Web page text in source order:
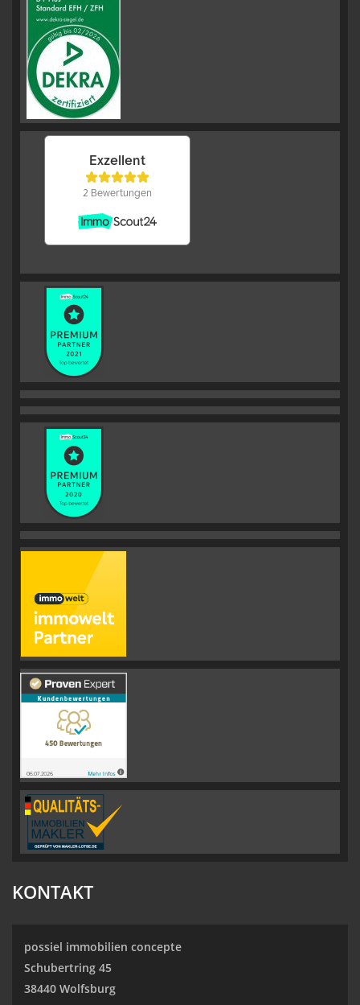
KONTAKT
possiel immobilien concepte
Schubertring 45
38440 Wolfsburg